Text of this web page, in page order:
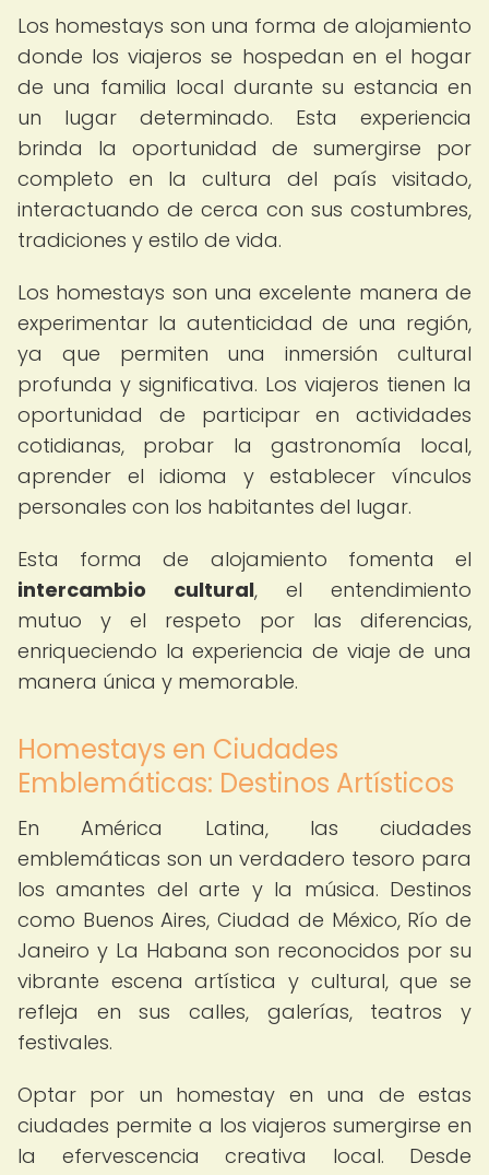
Los homestays son una forma de alojamiento
donde los viajeros se hospedan en el hogar
de una familia local durante su estancia en
un lugar determinado. Esta experiencia
brinda la oportunidad de sumergirse por
completo en la cultura del país visitado,
interactuando de cerca con sus costumbres,
tradiciones y estilo de vida.
Los homestays son una excelente manera de
experimentar la autenticidad de una región,
ya que permiten una inmersión cultural
profunda y significativa. Los viajeros tienen la
oportunidad de participar en actividades
cotidianas, probar la gastronomía local,
aprender el idioma y establecer vínculos
personales con los habitantes del lugar.
Esta forma de alojamiento fomenta el
intercambio cultural, el entendimiento
mutuo y el respeto por las diferencias,
enriqueciendo la experiencia de viaje de una
manera única y memorable.
Homestays en Ciudades
Emblemáticas: Destinos Artísticos
En América Latina, las ciudades
emblemáticas son un verdadero tesoro para
los amantes del arte y la música. Destinos
como Buenos Aires, Ciudad de México, Río de
Janeiro y La Habana son reconocidos por su
vibrante escena artística y cultural, que se
refleja en sus calles, galerías, teatros y
festivales.
Optar por un homestay en una de estas
ciudades permite a los viajeros sumergirse en
la efervescencia creativa local. Desde